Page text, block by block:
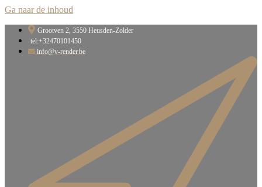
Ga naar de inhoud
Grootven 2, 3550 Heusden-Zolder​
tel:+32470101450
info@v-render.be